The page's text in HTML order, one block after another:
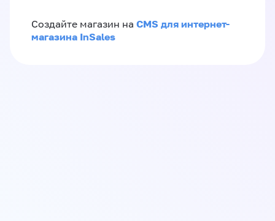
Создайте магазин на CMS для интернет-
магазина InSales